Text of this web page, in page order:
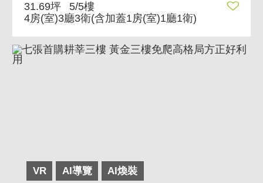
31.69坪
5/5樓
4房(室)3廳3衛(含加蓋1房(室)1廳1衛)
VR AI導覽 AI煥裝